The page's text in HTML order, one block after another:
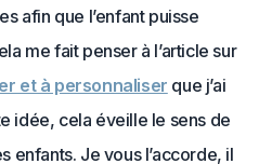
afin que l’enfant puisse
me fait penser à l’article sur
et à personnaliser que j’ai
idée, cela éveille le sens de
enfants. Je vous l’accorde, il